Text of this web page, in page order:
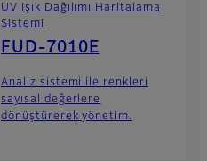
UV Işık Dağılımı Haritalama
Sistemi
FUD-7010E
Analiz sistemi ile renkleri
sayısal değerlere
dönüştürerek yönetim.